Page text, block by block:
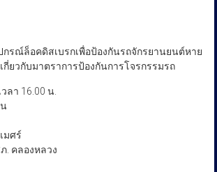
กรณ์ล็อคดิสเบรกเพื่อป้องกันรถจักรยานยนต์หาย
ยวกับมาตราการป้องกันการโจรกรรมรถ
ลา 16.00 น.
มศร์
. คลองหลวง